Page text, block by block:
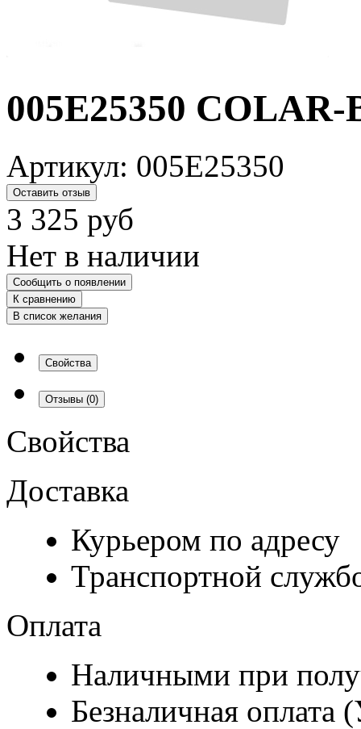
005E25350
Артикул: 005E25350
Оставить отзыв
3 325 руб
Нет в наличии
Сообщить о появлении
К сравнению
В список желания
Свойства
Отзывы (0)
Свойства
Доставка
Курьером по адресу
Транспортной
Оплата
Наличными при
Безналичная